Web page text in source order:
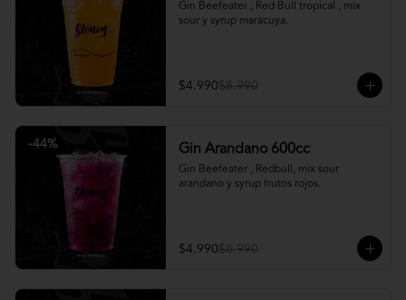
Gin Beefeater , Red Bull tropical , mix
sour y syrup maracuya.
$4.990$8.990
-44% Gin Arandano 600cc
Gin Beefeater , Redbull, mix sour
arandano y syrup frutos rojos.
$4.990$8.990